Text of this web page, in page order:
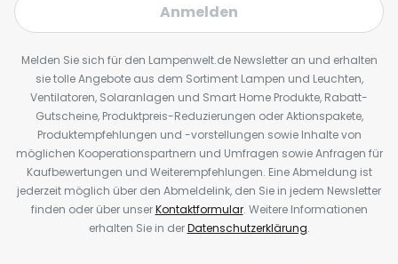
Anmelden
Melden Sie sich für den Lampenwelt.de Newsletter an und erhalten
sie tolle Angebote aus dem Sortiment Lampen und Leuchten,
Ventilatoren, Solaranlagen und Smart Home Produkte, Rabatt-
Gutscheine, Produktpreis-Reduzierungen oder Aktionspakete,
Produktempfehlungen und -vorstellungen sowie Inhalte von
möglichen Kooperationspartnern und Umfragen sowie Anfragen für
Kaufbewertungen und Weiterempfehlungen. Eine Abmeldung ist
jederzeit möglich über den Abmeldelink, den Sie in jedem Newsletter
finden oder über unserKontaktformular. Weitere Informationen
erhalten Sie in derDatenschutzerklärung.